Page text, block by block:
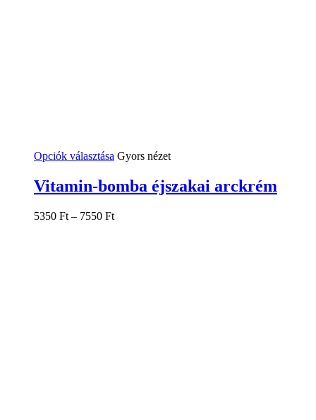
Opciók választása Ennek
terméknek
több
Gyors nézet
Vitamin-bomba éjszakai arckrém
5350 Ft – 7550 Ft